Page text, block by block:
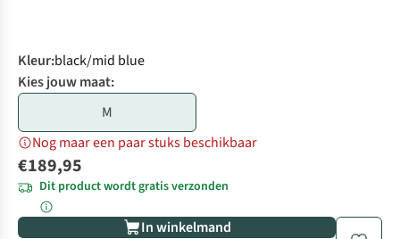
Kleur:black/mid blue
Kies jouw maat:
M
Nog maar een paar stuks beschikbaar
€189,95
Dit product wordt gratis verzonden
In winkelmand